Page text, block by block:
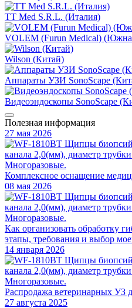
TT Med S.R.L. (Италия)
VOLEM (Furun Medical)
Wilson (Китай)
Аппараты УЗИ SonoScape
Видеоэндоскопы SonoScape
Полезная информация
27 мая 2026
Комплексное оснащение
08 мая 2026
Как организовать обработку
этапы, требования и выбор
14 января 2026
Распродажа ветеринарных УЗ
27 августа 2025